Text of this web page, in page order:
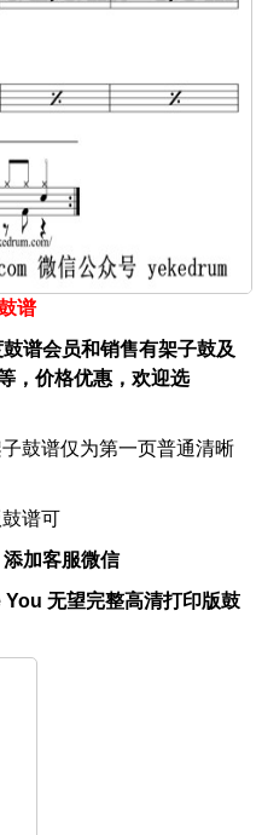
谱
谱会员和销售有架子鼓及
，价格优惠，欢迎选
鼓谱仅为第一页普通清晰
谱可
加客服微信
无望完整高清打印版鼓